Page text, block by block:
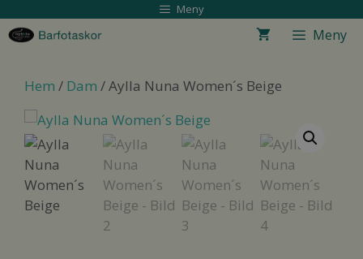
till
Meny
Meny
Hem / Dam / Aylla Nuna Women´s Beige
REA!